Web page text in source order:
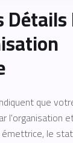
Détails
que
l'organisation
le